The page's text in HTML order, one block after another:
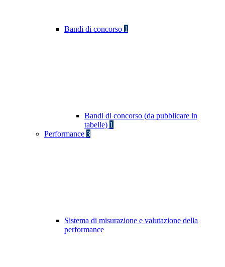
Bandi di concorso 1
Bandi di concorso (da pubblicare in
tabelle) 1
Performance 3
Sistema di misurazione e valutazione della
performance